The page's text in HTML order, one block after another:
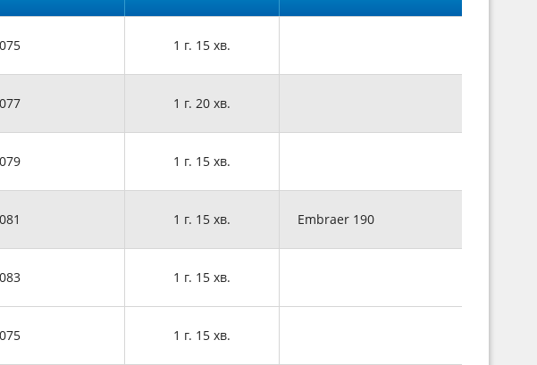
1 г. 15 хв.
1 г. 20 хв.
1 г. 15 хв.
1 г. 15 хв. Embraer 190
1 г. 15 хв.
1 г. 15 хв.